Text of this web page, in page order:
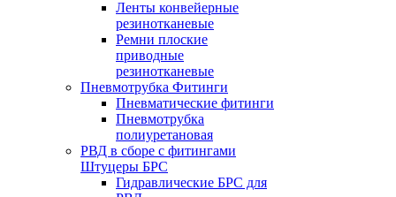
Ленты конвейерные
резинотканевые
Ремни плоские
приводные
резинотканевые
Пневмотрубка Фитинги
Пневматические фитинги
Пневмотрубка
полиуретановая
РВД в сборе с фитингами
Штуцеры БРС
Гидравлические БРС для